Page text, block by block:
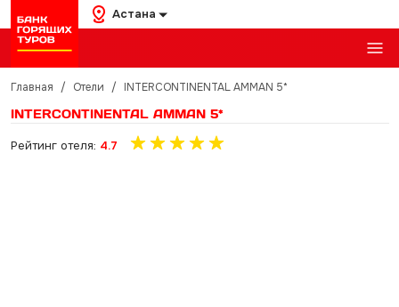
Астана
Главная / Отели / INTERCONTINENTAL AMMAN 5*
INTERCONTINENTAL AMMAN 5*
Рейтинг отеля: 4.7